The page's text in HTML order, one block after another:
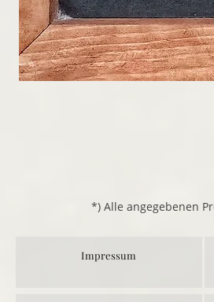
*) Alle angegebenen
Impressum